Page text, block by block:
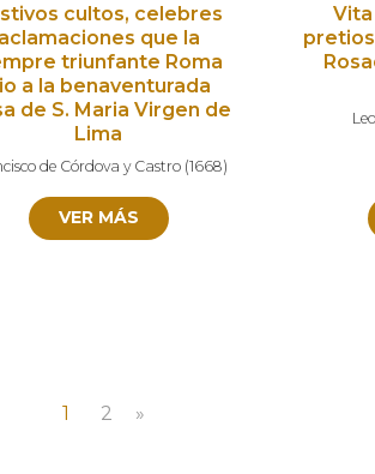
cultos, celebres
aclamaciones que la
triunfante Roma
a la benaventurada
de S. Maria Virgen de
Lima
de Córdova y Castro(1668)
VER MÁS
1 2 »